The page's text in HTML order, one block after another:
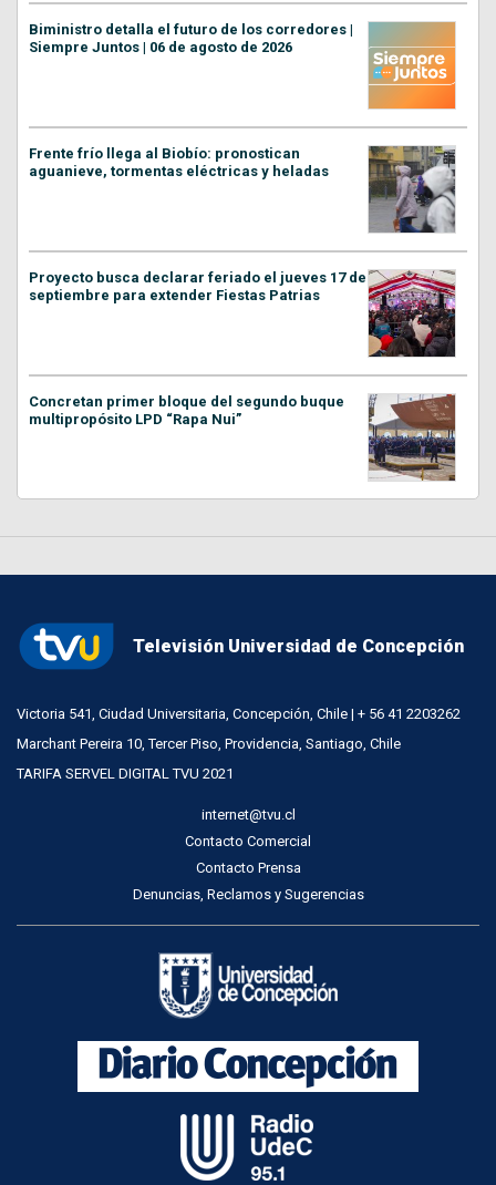
Biministro detalla el futuro de los corredores |
Siempre Juntos | 06 de agosto de 2026
Frente frío llega al Biobío: pronostican
aguanieve, tormentas eléctricas y heladas
Proyecto busca declarar feriado el jueves 17 de
septiembre para extender Fiestas Patrias
Concretan primer bloque del segundo buque
multipropósito LPD “Rapa Nui”
Televisión Universidad de Concepción
Victoria 541, Ciudad Universitaria, Concepción, Chile | + 56 41 2203262
Marchant Pereira 10, Tercer Piso, Providencia, Santiago, Chile
TARIFA SERVEL DIGITAL TVU 2021
internet@tvu.cl
Contacto Comercial
Contacto Prensa
Denuncias, Reclamos y Sugerencias